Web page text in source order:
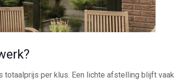
totaalprijs per klus. Een lichte afstelling blijft vaak